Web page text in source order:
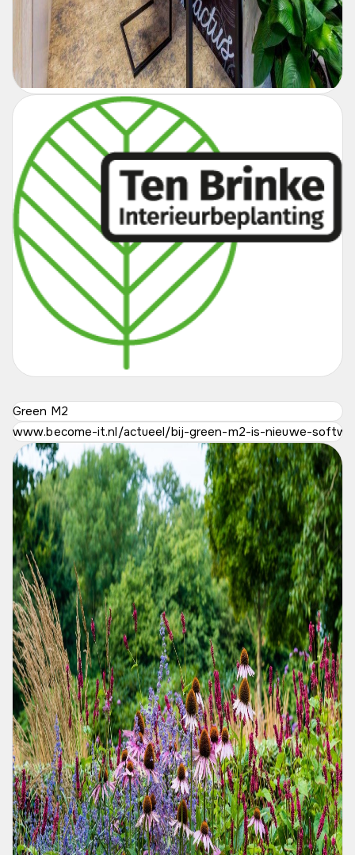
Green M2
www.become-it.nl/actueel/bij-green-m2-is-nieuwe-